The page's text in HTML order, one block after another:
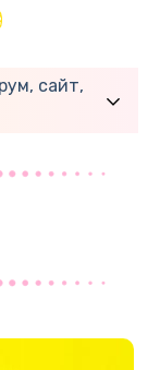
сайт,